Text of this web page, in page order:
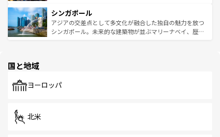
参照してほしい。
激する。気候は一年中温暖で、どの季節にも異なる楽しみ
が待っている。親しみやすいタイの人々、仏教を中心とし
た文化、そして多様な観光資源が、訪れる旅人を魅了し続
み、どこを訪れても感動するはず。観光スポットが密集し
ており、効率よく見どころを回れるのも魅力。息をのむよ
うな絶景から文化的な体験まで、香港を存分に楽しみ尽く
シンガポール
アジアの交差点として多文化が融合した独自の魅力を放つ
シンガポール。未来的な建築物が並ぶマリーナベイ、歴史
で、ホーカーズは地元の風情を楽しめる外せないスポット
国と地域
ヨーロッパ
北米